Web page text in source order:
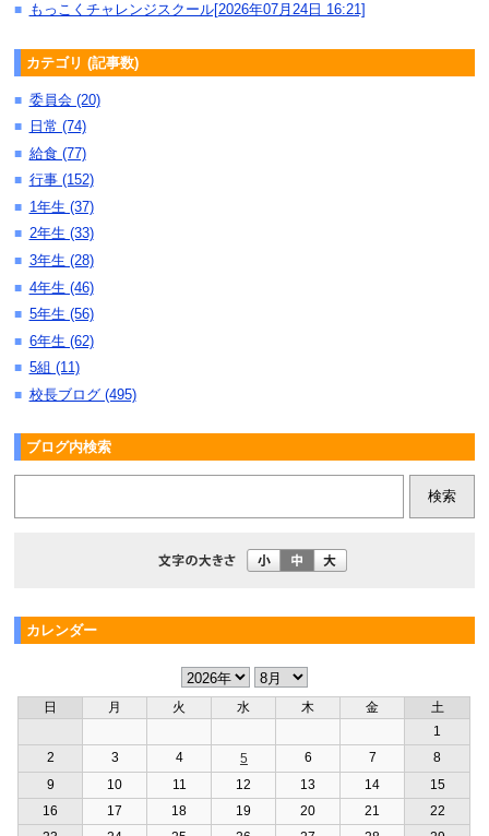
■ もっこくチャレンジスクール[2026年07月24日 16:21]
カテゴリ (記事数)
■ 委員会 (20)
■ 日常 (74)
■ 給食 (77)
■ 行事 (152)
■ 1年生 (37)
■ 2年生 (33)
■ 3年生 (28)
■ 4年生 (46)
■ 5年生 (56)
■ 6年生 (62)
■ 5組 (11)
■ 校長ブログ (495)
ブログ内検索
カレンダー
日 月 火 水 木 金
土
1
2
3 4 5 6 7
8
9
10 11 12 13 14
15
16
17 18 19 20 21
22